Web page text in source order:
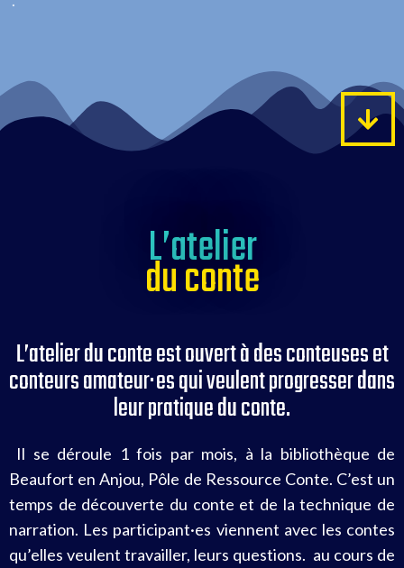
L’atelier
du conte
L’atelier du conte est ouvert à des conteuses et
conteurs amateur·es qui veulent progresser dans
leur pratique du conte.
Il se déroule 1 fois par mois, à la bibliothèque de
Beaufort en Anjou, Pôle de Ressource Conte. C’est un
temps de découverte du conte et de la technique de
narration. Les participant·es viennent avec les contes
qu’elles veulent travailler, leurs questions. au cours de